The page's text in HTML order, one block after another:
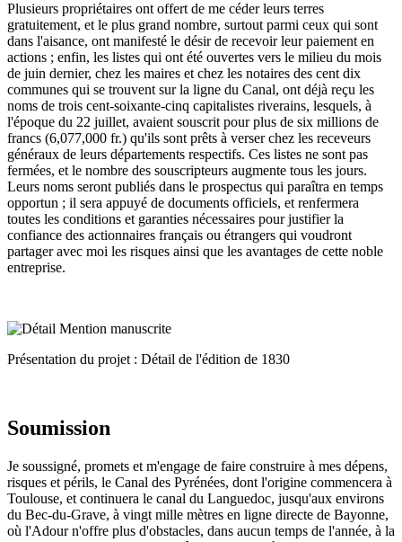
Plusieurs propriétaires ont offert de me céder leurs terres
gratuitement, et le plus grand nombre, surtout parmi ceux qui sont
dans l'aisance, ont manifesté le désir de recevoir leur paiement en
actions ; enfin, les listes qui ont été ouvertes vers le milieu du mois
de juin dernier, chez les maires et chez les notaires des cent dix
communes qui se trouvent sur la ligne du Canal, ont déjà reçu les
noms de trois cent-soixante-cinq capitalistes riverains, lesquels, à
l'époque du 22 juillet, avaient souscrit pour plus de six millions de
francs (6,077,000 fr.) qu'ils sont prêts à verser chez les receveurs
généraux de leurs départements respectifs. Ces listes ne sont pas
fermées, et le nombre des souscripteurs augmente tous les jours.
Leurs noms seront publiés dans le prospectus qui paraîtra en temps
opportun ; il sera appuyé de documents officiels, et renfermera
toutes les conditions et garanties nécessaires pour justifier la
confiance des actionnaires français ou étrangers qui voudront
partager avec moi les risques ainsi que les avantages de cette noble
entreprise.
Présentation du projet : Détail de l'édition de 1830
Soumission
Je soussigné, promets et m'engage de faire construire à mes dépens,
risques et périls, le Canal des Pyrénées, dont l'origine commencera à
Toulouse, et continuera le canal du Languedoc, jusqu'aux environs
du Bec-du-Grave, à vingt mille mètres en ligne directe de Bayonne,
où l'Adour n'offre plus d'obstacles, dans aucun temps de l'année, à la